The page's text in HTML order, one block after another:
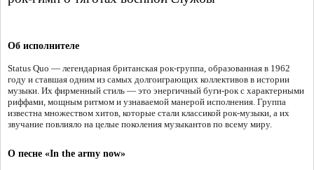
Об исполнителе
Status Quo — легендарная британская рок-группа, образованная в 1962
году и ставшая одним из самых долгоиграющих коллективов в истории
музыки. Их фирменный стиль — это энергичный буги-рок с характерными
риффами, мощным ритмом и узнаваемой манерой исполнения. Группа
известна множеством хитов, которые стали классикой рок-музыки, а их
звучание повлияло на целые поколения музыкантов по всему миру.
О песне «In the army now»